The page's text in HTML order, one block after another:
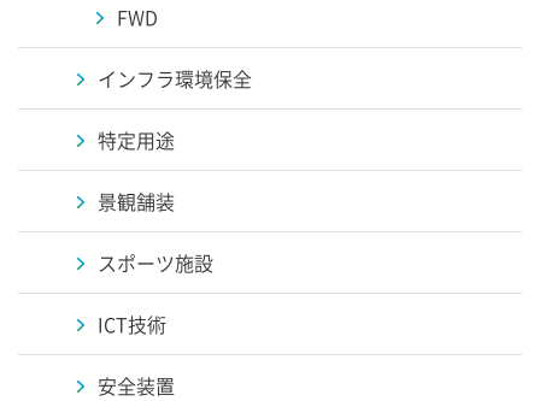
FWD
インフラ環境保全
特定用途
景観舗装
スポーツ施設
ICT技術
安全装置